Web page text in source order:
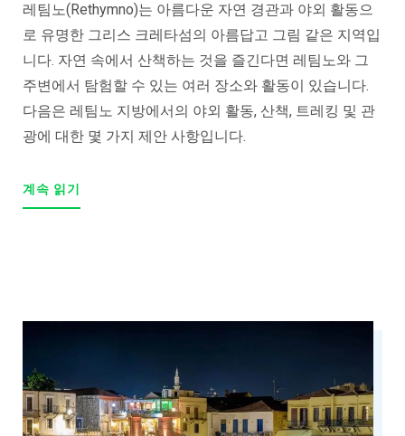
레팀노(Rethymno)는 아름다운 자연 경관과 야외 활동으
로 유명한 그리스 크레타섬의 아름답고 그림 같은 지역입
니다. 자연 속에서 산책하는 것을 즐긴다면 레팀노와 그
주변에서 탐험할 수 있는 여러 장소와 활동이 있습니다.
다음은 레팀노 지방에서의 야외 활동, 산책, 트레킹 및 관
광에 대한 몇 가지 제안 사항입니다.
계속 읽기
ACTIVITIES
NATURE